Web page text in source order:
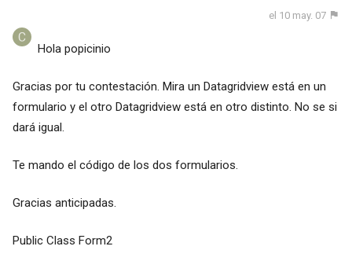
el 10 may. 07
Hola popicinio
Gracias por tu contestación. Mira un Datagridview está en un
formulario y el otro Datagridview está en otro distinto. No se si
dará igual.
Te mando el código de los dos formularios.
Gracias anticipadas.
Public Class Form2